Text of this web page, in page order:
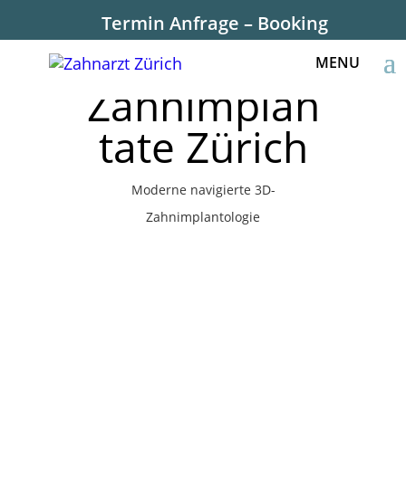
Termin Anfrage – Booking
Zahnimplan
tate Zürich
Moderne navigierte 3D-
Zahnimplantologie